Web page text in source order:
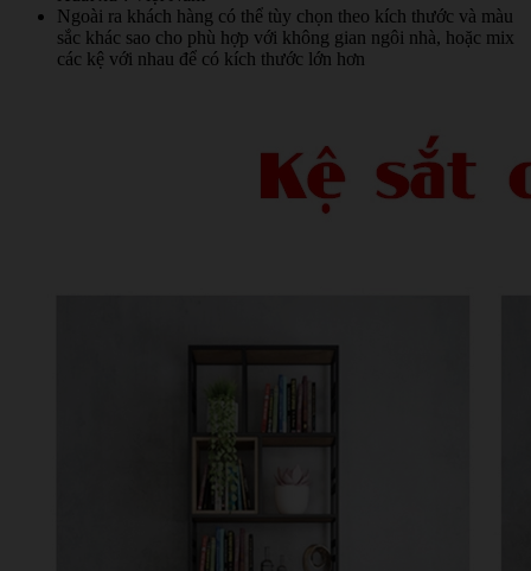
Ngoài ra khách hàng có thể tùy chọn theo kích thước và màu
sắc khác sao cho phù hợp với không gian ngôi nhà, hoặc mix
các kệ với nhau để có kích thước lớn hơn